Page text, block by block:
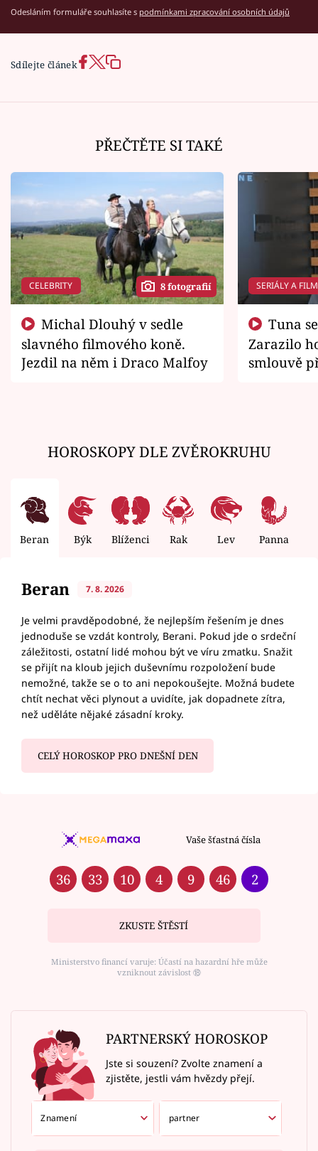
Odesláním formuláře souhlasíte s podmínkami zpracování osobních údajů
Sdílejte článek
PŘEČTĚTE SI TAKÉ
CELEBRITY 8 fotografií
slavného filmového koně.
Jezdil na něm i Draco Malfoy
SERIÁLY A
Zarazilo
smlouvě
HOROSKOPY DLE ZVĚROKRUHU
Beran Býk Blíženci Rak Lev Panna
Beran 7. 8. 2026
Je velmi pravděpodobné, že nejlepším řešením je dnes
jednoduše se vzdát kontroly, Berani. Pokud jde o srdeční
záležitosti, ostatní lidé mohou být ve víru zmatku. Snažit
se přijít na kloub jejich duševnímu rozpoložení bude
nemožné, takže se o to ani nepokoušejte. Možná budete
chtít nechat věci plynout a uvidíte, jak dopadnete zítra,
než uděláte nějaké zásadní kroky.
CELÝ HOROSKOP PRO DNEŠNÍ DEN
Vaše šťastná čísla
36 33 10 4 9 46 2
ZKUSTE ŠTĚSTÍ
Ministerstvo financí varuje: Účastí na hazardní hře může
vzniknout závislost ⑱
PARTNERSKÝ HOROSKOP
Jste si souzení? Zvolte znamení a
zjistěte, jestli vám hvězdy přejí.